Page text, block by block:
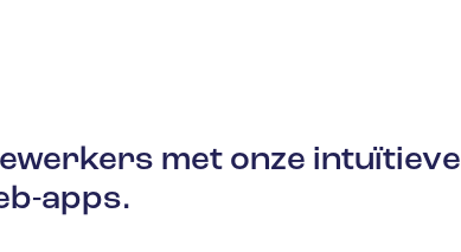
met onze intuïtieve
apps.